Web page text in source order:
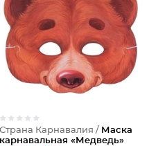
Страна Карнавалия / Маска
карнавальная «Медведь»